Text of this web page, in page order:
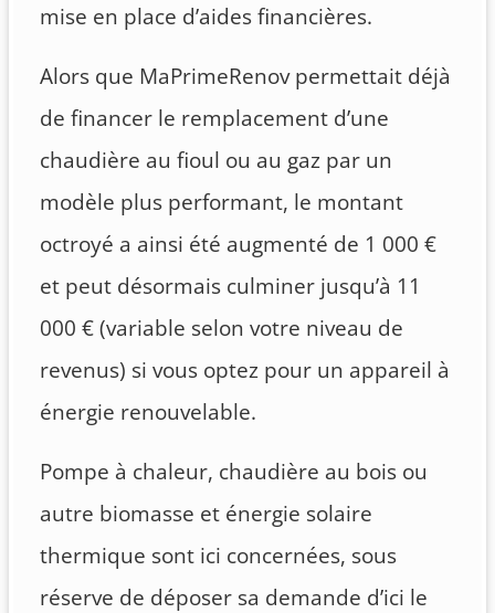
mise en place d’aides financières.
Alors que MaPrimeRenov permettait déjà
de financer le remplacement d’une
chaudière au fioul ou au gaz par un
modèle plus performant, le montant
octroyé a ainsi été augmenté de 1 000 €
et peut désormais culminer jusqu’à 11
000 € (variable selon votre niveau de
revenus) si vous optez pour un appareil à
énergie renouvelable.
Pompe à chaleur, chaudière au bois ou
autre biomasse et énergie solaire
thermique sont ici concernées, sous
réserve de déposer sa demande d’ici le